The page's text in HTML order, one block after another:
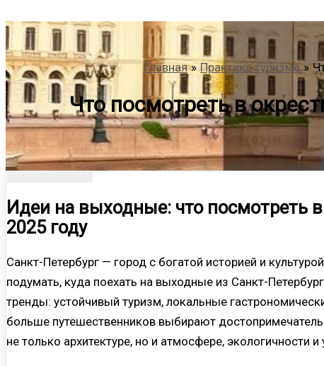
Главная Практика туризма
Что посмотреть в
Идеи на выходные: что посмотреть
2025 году
Санкт-Петербург — город с богатой историей и
подумать, куда поехать на выходные из Санкт-
тренды: устойчивый туризм, локальные
больше путешественников выбирают
не только архитектуре, но и атмосфере, экологичности